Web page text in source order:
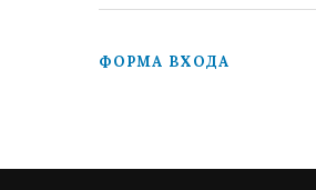
ФОРМА ВХОДА